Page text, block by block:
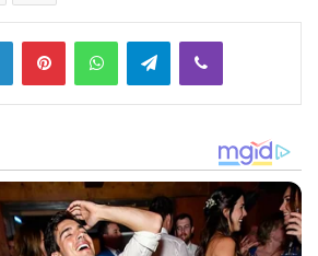
LinkedInPinterestWhatsAppTelegramViber